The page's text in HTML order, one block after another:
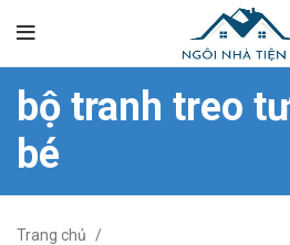
bộ tranh treo
bé
Trang chủ